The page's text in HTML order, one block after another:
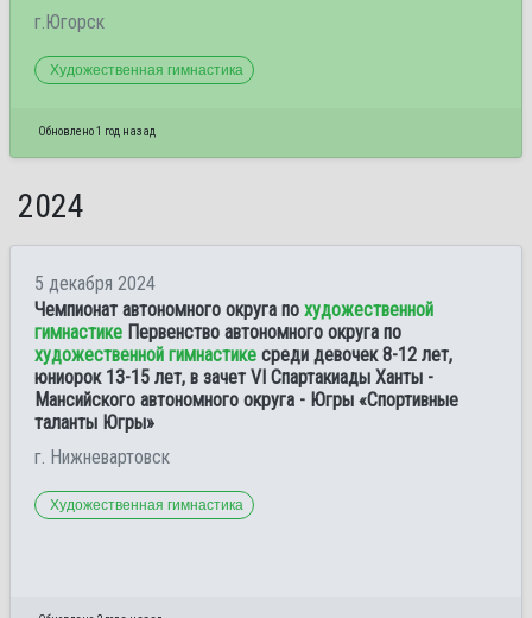
г.Югорск
Художественная гимнастика
Обновлено 1 год назад
2024
5 декабря 2024
Чемпионат автономного округа по художественной
гимнастике Первенство автономного округа по
художественной гимнастике среди девочек 8-12 лет,
юниорок 13-15 лет, в зачет VI Спартакиады Ханты -
Мансийского автономного округа - Югры «Спортивные
таланты Югры»
г. Нижневартовск
Художественная гимнастика